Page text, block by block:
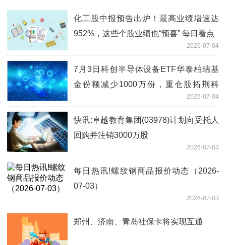
化工股中报预告出炉！最高业绩增速达
952%，这些个股业绩也“预喜” 每日看点
2026-07-04
7月3日科创半导体设备ETF华泰柏瑞基
金份额减少1000万份，重仓股拓荆科
2026-07-04
快讯:卓越教育集团(03978)计划向受托人
回购并注销3000万股
2026-07-03
每日热讯!螺纹钢商品报价动态（2026-
07-03）
2026-07-03
郑州、济南、青岛社保卡将实现互通